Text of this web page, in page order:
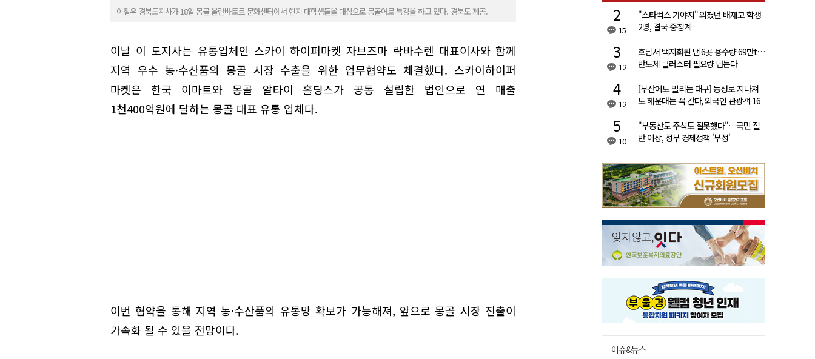
이철우 경북도지사가 18일 몽골 울란바토르 문화센터에서 현지 대학생들을 대상으로 몽골어로 특강을 하고 있다. 경북도 제공.
이날 이 도지사는 유통업체인 스카이 하이퍼마켓 자브즈마 락바수렌 대표이사와 함께
지역 우수 농·수산품의 몽골 시장 수출을 위한 업무협약도 체결했다. 스카이하이퍼
마켓은 한국 이마트와 몽골 알타이 홀딩스가 공동 설립한 법인으로 연 매출
1천400억원에 달하는 몽골 대표 유통 업체다.
이번 협약을 통해 지역 농·수산품의 유통망 확보가 가능해져, 앞으로 몽골 시장 진출이
가속화 될 수 있을 전망이다.
15
"스타벅스 가야지" 외쳤던 배재고 학생
2명, 결국 중징계
12
호남서 백지화된 댐 6곳 용수량 69만t…
반도체 클러스터 필요량 넘는다
12
[부산에도 밀리는 대구] 동성로 지나쳐
도 해운대는 꼭 간다, 외국인 관광객 16
10
"부동산도 주식도 잘못했다"…국민 절
반 이상, 정부 경제정책 '부정'
이슈&뉴스